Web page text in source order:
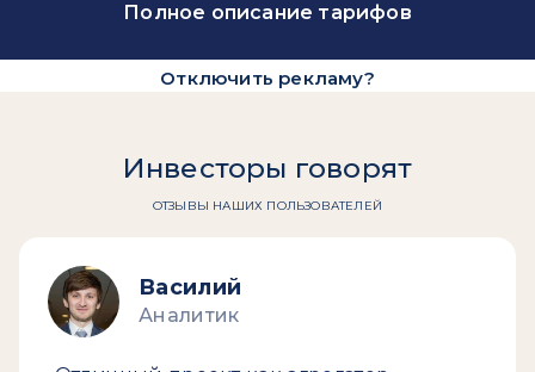
Полное описание тарифов
Отключить рекламу?
Инвесторы говорят
ОТЗЫВЫ НАШИХ ПОЛЬЗОВАТЕЛЕЙ
Василий
Аналитик